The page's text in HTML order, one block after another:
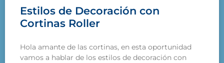
Estilos de Decoración con
Cortinas Roller
Hola amante de las cortinas, en esta oportunidad
vamos a hablar de los estilos de decoración con